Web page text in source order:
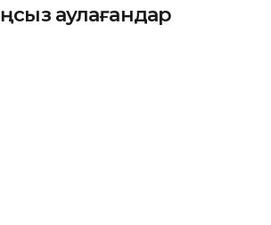
аулағандар